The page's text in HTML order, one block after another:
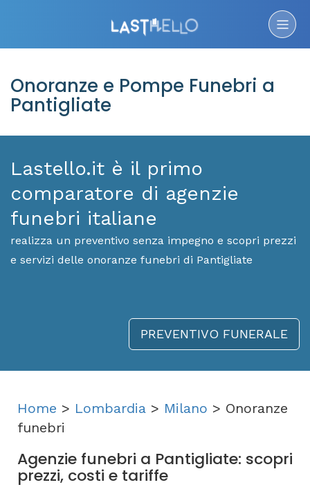
Onoranze e Pompe Funebri a
Pantigliate
Lastello.it è il primo
comparatore di agenzie
funebri italiane
realizza un preventivo senza impegno e scopri prezzi
e servizi delle onoranze funebri di Pantigliate
PREVENTIVO FUNERALE
Home > Lombardia > Milano > Onoranze
funebri
Agenzie funebri a Pantigliate: scopri
prezzi, costi e tariffe